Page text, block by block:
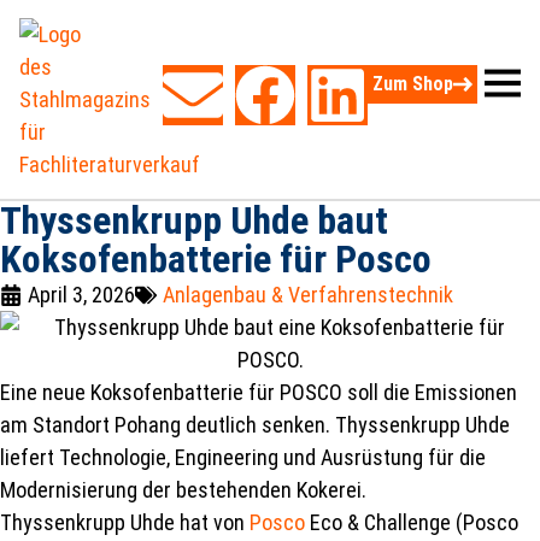
Zum Shop
Thyssenkrupp Uhde baut
Koksofenbatterie für Posco
April 3, 2026 Anlagenbau & Verfahrenstechnik
Eine neue Koksofenbatterie für POSCO soll die Emissionen
am Standort Pohang deutlich senken. Thyssenkrupp Uhde
liefert Technologie, Engineering und Ausrüstung für die
Modernisierung der bestehenden Kokerei.
Thyssenkrupp Uhde hat von Posco Eco & Challenge (Posco